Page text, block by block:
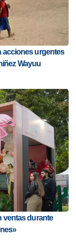
acciones urgentes
Wayuu
ventas durante